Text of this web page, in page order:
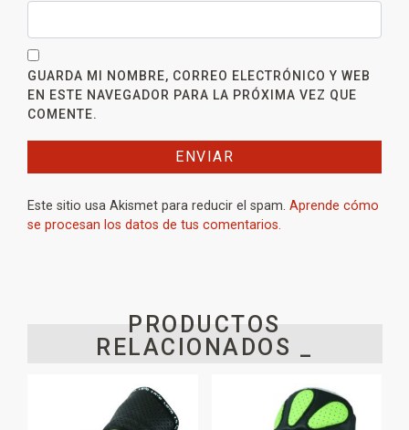
GUARDA MI NOMBRE, CORREO ELECTRÓNICO Y WEB
EN ESTE NAVEGADOR PARA LA PRÓXIMA VEZ QUE
COMENTE.
Este sitio usa Akismet para reducir el spam. Aprende cómo
se procesan los datos de tus comentarios.
PRODUCTOS
RELACIONADOS _